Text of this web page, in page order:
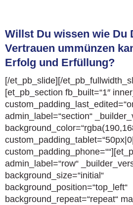
Willst Du wissen wie Du
Vertrauen ummünzen
Erfolg und Erfüllung?
[/et_pb_slide][/
[et_pb_section fb_built=“1″
admin_label=“section“
admin_label=“row“
background_size=“initial“
background_position=“top_left“
background_repeat=“repeat“